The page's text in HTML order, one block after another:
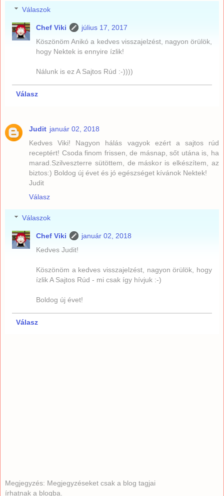
Válaszok
Chef Viki
július 17, 2017
Köszönöm Anikó a kedves visszajelzést, nagyon örülök,
hogy Nektek is ennyire ízlik!
Nálunk is ez A Sajtos Rúd :-))))
Válasz
Judit január 02, 2018
Kedves Viki! Nagyon hálás vagyok ezért a sajtos rúd
receptért! Csoda finom frissen, de másnap, sőt utána is, ha
marad.Szilveszterre sütöttem, de máskor is elkészítem, az
biztos:) Boldog új évet és jó egészséget kívánok Nektek!
Judit
Válasz
Válaszok
Chef Viki
január 02, 2018
Kedves Judit!
Köszönöm a kedves visszajelzést, nagyon örülök, hogy
ízlik A Sajtos Rúd - mi csak így hívjuk :-)
Boldog új évet!
Válasz
Megjegyzés: Megjegyzéseket csak a blog tagjai
írhatnak a blogba.